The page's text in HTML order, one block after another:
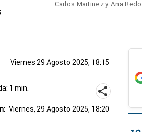
Carlos Martínez y Ana
Viernes 29 Agosto 2025, 18:15
1 min.
Viernes, 29 Agosto 2025, 18:20